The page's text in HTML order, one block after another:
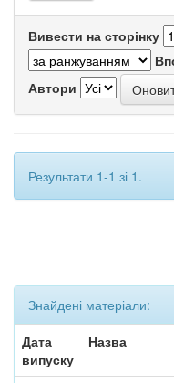
Вивести на сторінку
Автори
Результати 1-1 зі 1.
Знайдені матеріали:
Дата
випуску
Назва